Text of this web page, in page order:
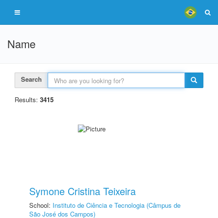
Name
Search
Results: 3415
Symone Cristina Teixeira
School: Instituto de Ciência e Tecnologia (Câmpus de
São José dos Campos)